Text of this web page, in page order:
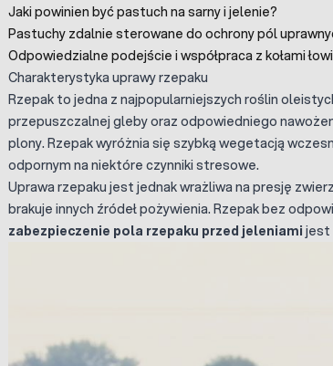
Jaki powinien być pastuch na sarny i jelenie?
Pastuchy zdalnie sterowane do ochrony pól
Odpowiedzialne podejście i współpraca z kołami
Charakterystyka uprawy rzepaku
Rzepak to jedna z najpopularniejszych roślin
przepuszczalnej gleby oraz odpowiedniego
plony. Rzepak wyróżnia się szybką wegetacją
odpornym na niektóre czynniki stresowe.
Uprawa rzepaku jest jednak wrażliwa na presję
brakuje innych źródeł pożywienia. Rzepak bez
zabezpieczenie pola rzepaku przed jeleniami jest